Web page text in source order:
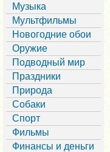
Музыка
Мультфильмы
Новогодние обои
Оружие
Подводный мир
Праздники
Природа
Собаки
Спорт
Фильмы
Финансы и деньги